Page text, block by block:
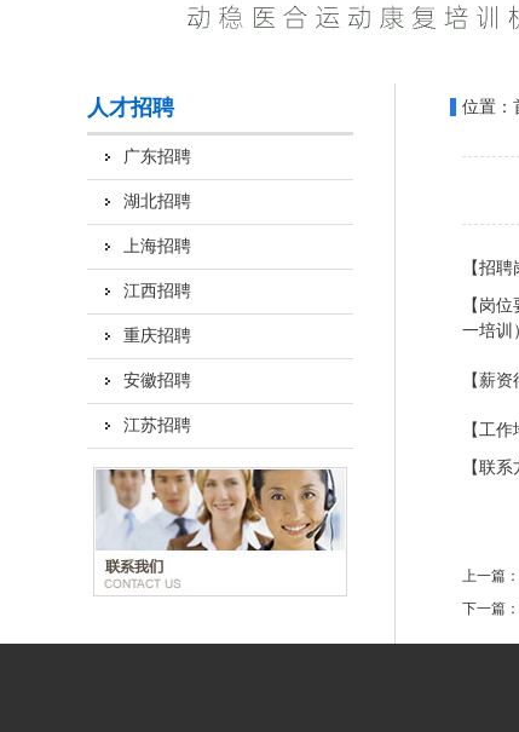
人才招聘
广东招聘
湖北招聘
上海招聘
江西招聘
重庆招聘
安徽招聘
江苏招聘
位置：
【招
【岗
一培训
【薪
【工
【联
上一篇：
下一篇：